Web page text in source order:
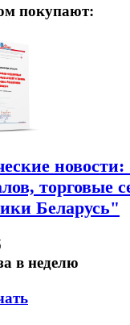
покупают:
торговые
Беларусь"
в неделю